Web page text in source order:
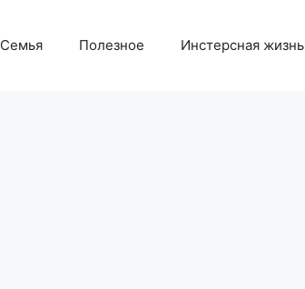
Семья Полезное Инстерсная жизнь